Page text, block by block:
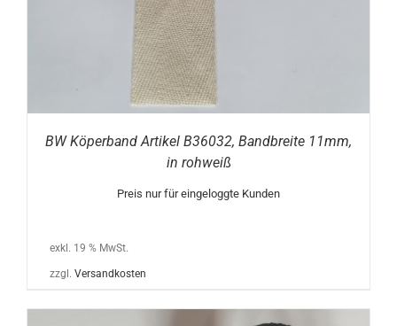
BW Köperband Artikel B36032, Bandbreite 11mm,
in rohweiß
Preis nur für eingeloggte Kunden
exkl. 19 % MwSt.
zzgl. Versandkosten